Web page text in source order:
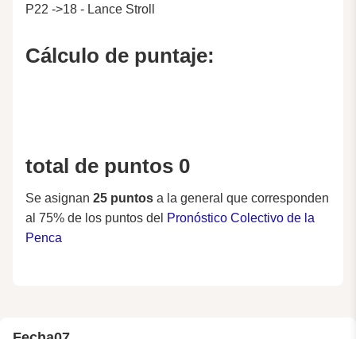
P22 ->18 - Lance Stroll
Cálculo de puntaje:
total de puntos 0
Se asignan 25 puntos a la general que corresponden
al 75% de los puntos del Pronóstico Colectivo de la
Penca